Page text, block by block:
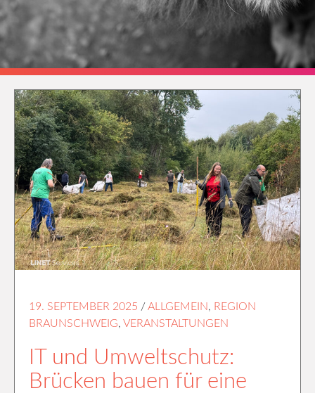
19. SEPTEMBER 2025 /ALLGEMEIN, REGION
BRAUNSCHWEIG, VERANSTALTUNGEN
IT und Umweltschutz:
Brücken bauen für eine